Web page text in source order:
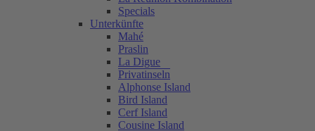
Specials
Unterkünfte
Mahé
Praslin
La Digue
Privatinseln
Alphonse Island
Bird Island
Cerf Island
Cousine Island